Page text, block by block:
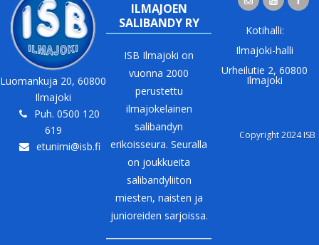
Luomankuja 20, 60800
Ilmajoki
Puh. 0500 120
619
etunimi@isb.fi
ILMAJOEN
SALIBANDY RY
ISB Ilmajoki on
vuonna 2000
perustettu
ilmajokelainen
salibandyn
erikoisseura. Seuralla
on joukkueita
salibandyliiton
miesten, naisten ja
junioreiden sarjoissa.
Kotihalli:
Ilmajoki-halli
Urheilutie 2, 60800
Ilmajoki
Copyright 2024 ISB